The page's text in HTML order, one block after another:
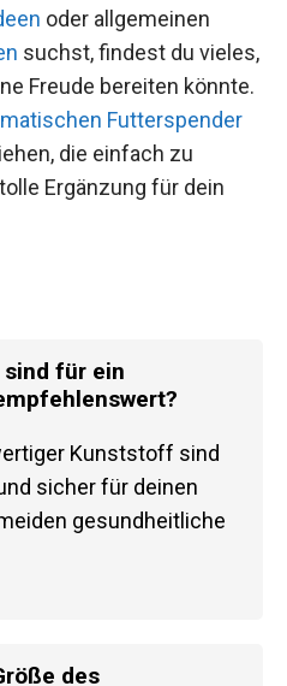
oder allgemeinen
suchst, findest du vieles,
Freude bereiten könnte.
Futterspender
die einfach zu
Ergänzung für dein
für ein
Kunststoff sind
sicher für deinen
gesundheitliche
des